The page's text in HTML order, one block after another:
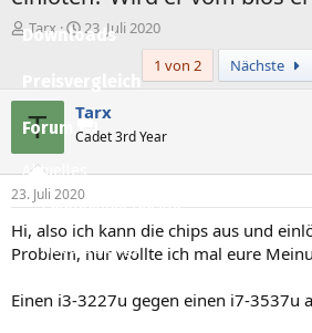
Downloads
Forum
Aktuelles
Empfohlene Inhalte
Neue Beiträge
E
t
e
l
e
Tarx
E
t
e
l
a
m
23. Juli 2020
1 von 2
Nächste
T Tarx
Cadet 3rd Year
23. Juli 2020
Hi, also ich kann die chips aus und
Problem, nur wollte ich mal eure
Einen i3-3227u gegen einen i7-3537u